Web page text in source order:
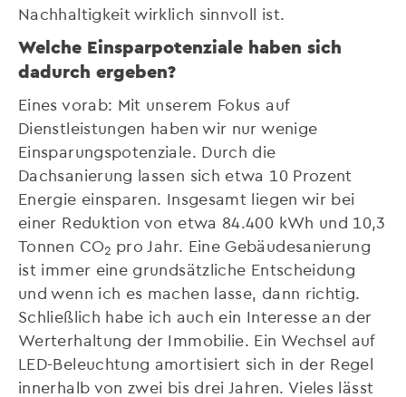
Nachhaltigkeit wirklich sinnvoll ist.
Welche Einsparpotenziale haben sich
dadurch ergeben?
Eines vorab: Mit unserem Fokus auf
Dienstleistungen haben wir nur wenige
Einsparungspotenziale. Durch die
Dachsanierung lassen sich etwa 10 Prozent
Energie einsparen. Insgesamt liegen wir bei
einer Reduktion von etwa 84.400 kWh und 10,3
Tonnen CO2 pro Jahr. Eine Gebäudesanierung
ist immer eine grundsätzliche Entscheidung
und wenn ich es machen lasse, dann richtig.
Schließlich habe ich auch ein Interesse an der
Werterhaltung der Immobilie. Ein Wechsel auf
LED-Beleuchtung amortisiert sich in der Regel
innerhalb von zwei bis drei Jahren. Vieles lässt